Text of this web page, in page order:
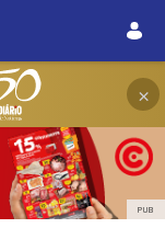
×
PUB